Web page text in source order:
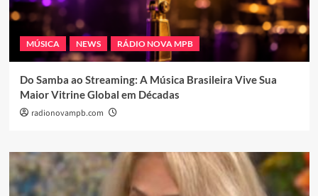
MÚSICA NEWS RÁDIO NOVA MPB
Do Samba ao Streaming: A Música Brasileira Vive Sua
Maior Vitrine Global em Décadas
radionovampb.com